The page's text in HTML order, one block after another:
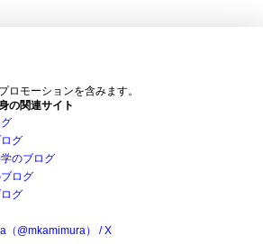
ロモーションを含みます。
の関連サイト
グ
のブログ
ログ
グ
（@mkamimura） / X